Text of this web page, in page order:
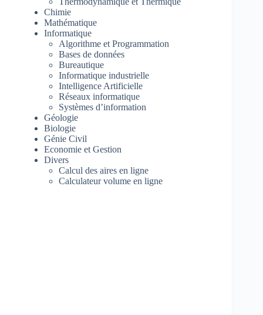
Chimie
Mathématique
Informatique
Algorithme et Programmation
Bases de données
Bureautique
Informatique industrielle
Intelligence Artificielle
Réseaux informatique
Systèmes d’information
Géologie
Biologie
Génie Civil
Economie et Gestion
Divers
Calcul des aires en ligne
Calculateur volume en ligne